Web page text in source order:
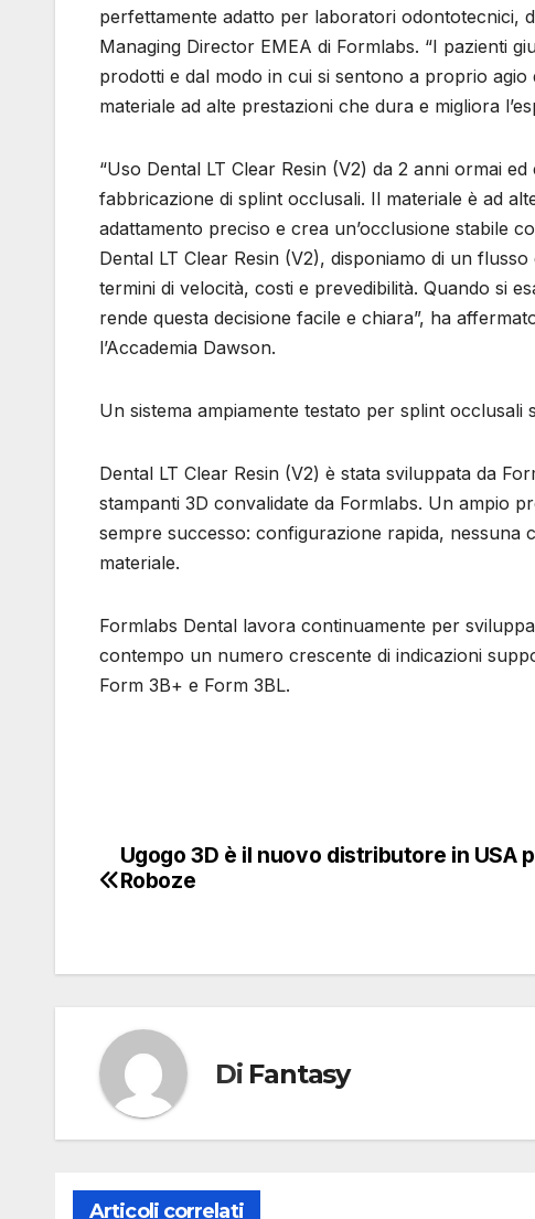
perfettamente adatto per laboratori odontotecnici,
Managing Director EMEA di Formlabs. “I pazienti
prodotti e dal modo in cui si sentono a proprio
materiale ad alte prestazioni che dura e migliora
“Uso Dental LT Clear Resin (V2) da 2 anni ormai
fabbricazione di splint occlusali. Il materiale è ad
adattamento preciso e crea un’occlusione stabile
Dental LT Clear Resin (V2), disponiamo di un
termini di velocità, costi e prevedibilità. Quando si
rende questa decisione facile e chiara”, ha
l’Accademia Dawson.
Un sistema ampiamente testato per splint occlusali
Dental LT Clear Resin (V2) è stata sviluppata da
stampanti 3D convalidate da Formlabs. Un ampio
sempre successo: configurazione rapida, nessuna
materiale.
Formlabs Dental lavora continuamente per
contempo un numero crescente di indicazioni
Form 3B+ e Form 3BL.
Navigazione
Ugogo 3D è il nuovo distributore in USA
Roboze
Di Fantasy
Articoli correlati